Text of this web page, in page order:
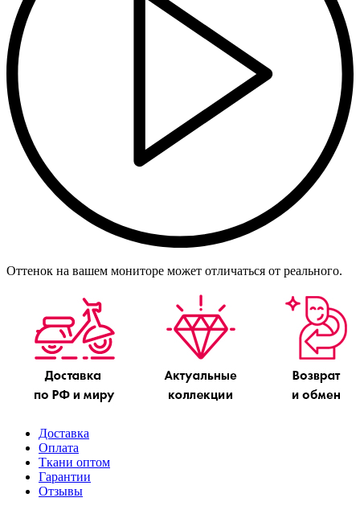
Оттенок на вашем мониторе может отличаться от реального.
Доставка
Оплата
Ткани оптом
Гарантии
Отзывы